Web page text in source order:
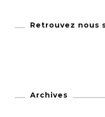
Retrouvez nous
Archives